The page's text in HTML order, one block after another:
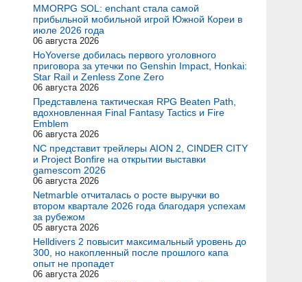
MMORPG SOL: enchant стала самой
прибыльной мобильной игрой Южной Кореи в
июле 2026 года
06 августа 2026
HoYoverse добилась первого уголовного
приговора за утечки по Genshin Impact, Honkai:
Star Rail и Zenless Zone Zero
06 августа 2026
Представлена тактическая RPG Beaten Path,
вдохновленная Final Fantasy Tactics и Fire
Emblem
06 августа 2026
NC представит трейлеры AION 2, CINDER CITY
и Project Bonfire на открытии выставки
gamescom 2026
06 августа 2026
Netmarble отчиталась о росте выручки во
втором квартале 2026 года благодаря успехам
за рубежом
05 августа 2026
Helldivers 2 повысит максимальный уровень до
300, но накопленный после прошлого капа
опыт не пропадет
06 августа 2026